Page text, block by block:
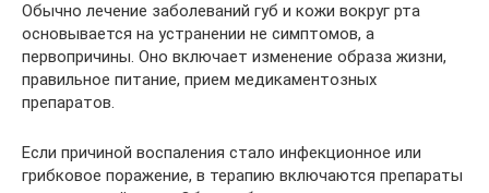
Обычно лечение заболеваний губ и кожи вокруг рта
основывается на устранении не симптомов, а
первопричины. Оно включает изменение образа жизни,
правильное питание, прием медикаментозных
препаратов.
Если причиной воспаления стало инфекционное или
грибковое поражение, в терапию включаются препараты